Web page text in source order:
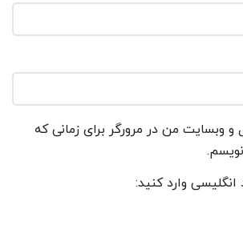
و وبسایت من در مرورگر برای زمانی که
وارد کنید: